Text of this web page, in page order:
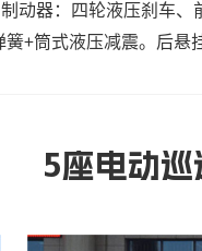
动器：四轮液压刹车、
+筒式液压减震。后悬
5座电动